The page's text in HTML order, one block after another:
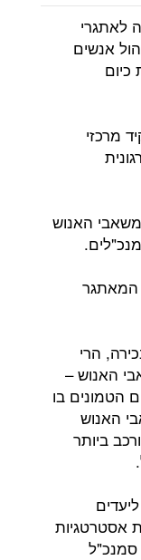
לאתגרי
אנשים
כיום
מרכזי
האנוש
המאתגר
הרי
האנוש –
הטמונים בו
האנוש
ביותר
אסטרטגיות
סמנכ"ל